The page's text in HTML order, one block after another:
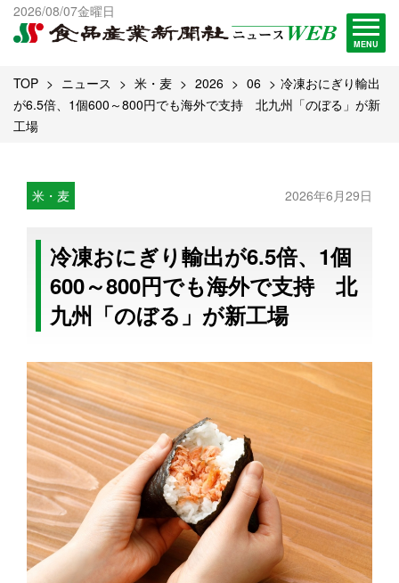
2026/08/07金曜日
MENU
出版物一覧へ
試読・購読申し込み
TOP ニュース 米・麦 2026 06
冷凍おにぎり輸出
が6.5倍、1個600～800円でも海外で支持 北九州「のぼる」が新
工場
米・麦 2026年6月29日
冷凍おにぎり輸出が6.5倍、1個
600～800円でも海外で支持 北
九州「のぼる」が新工場